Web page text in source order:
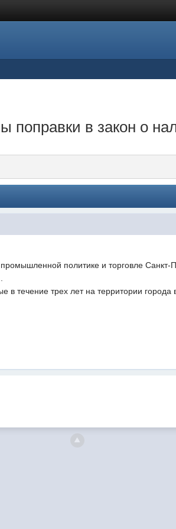
поправки в закон о
политике и торговле Санкт-
в течение трех лет на территории